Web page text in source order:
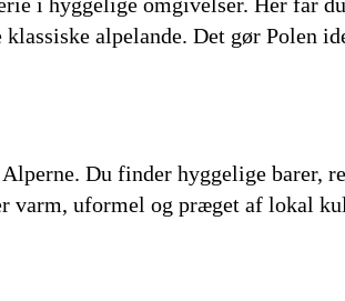
alpelande. Det gør Polen
Du finder hyggelige barer,
varm, uformel og præget af lokal